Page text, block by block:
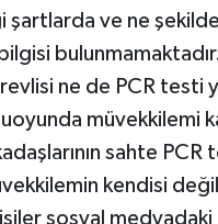
şartlarda ve ne
ne de PCR testi
müvekkilemi
sahte PCR
kendisi
sosyal medyadaki